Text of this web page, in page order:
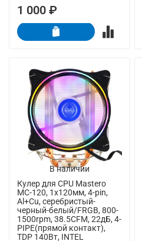
1 000 ₽
В наличии
Кулер для CPU Mastero
MC-120, 1х120мм, 4-pin,
Al+Cu, серебристый-
черный-белый/FRGB, 800-
1500rpm, 38.5CFM, 22дБ, 4-
PIPE(прямой контакт),
TDP 140Вт, INTEL